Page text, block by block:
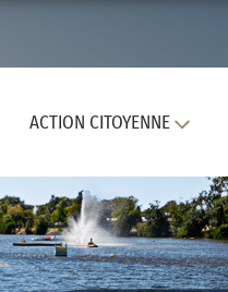
ACTION CITOYENNE